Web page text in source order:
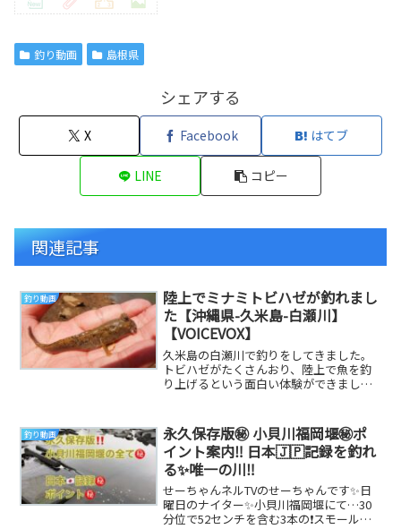
釣り動画 島根県
シェアする
X Facebook はてブ
LINE コピー
関連記事
釣り動画
陸上でミナミトビハゼが釣れまし
た【沖縄県-久米島-白瀬川】
【VOICEVOX】
久米島の白瀬川で釣りをしてきました。
トビハゼがたくさんおり、陸上で魚を釣
り上げるという面白い体験ができまし
釣り動画
永久保存版㊙️ 小貝川福岡堰㊙️ポ
イント案内‼️ 日本🇯🇵記録を釣れ
る✨唯一の川‼️
せーちゃんネルTVのせーちゃんです✨日
曜日のナイター✨小貝川福岡堰にて…30
分位で52センチを含む3本の❗️スモール